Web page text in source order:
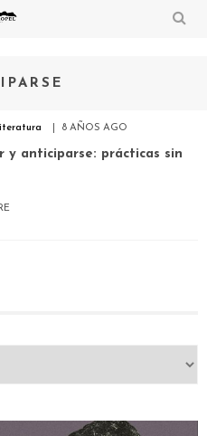
8 AÑOS AGO
y anticiparse: prácticas sin